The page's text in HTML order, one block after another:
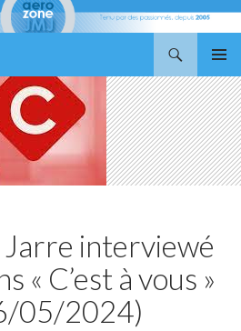
MENU
interviewé
« C’est à vous »
05/2024)